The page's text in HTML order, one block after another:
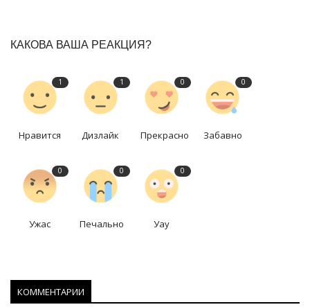
КАКОВА ВАША РЕАКЦИЯ?
1
Нравится
1
Дизлайк
0
Прекрасно
0
Забавно
0
Ужас
0
Печально
0
Уау
КОММЕНТАРИИ